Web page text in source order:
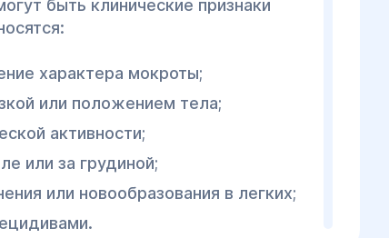
быть клинические признаки
характера мокроты;
или положением тела;
активности;
или за грудиной;
или новообразования в легких;